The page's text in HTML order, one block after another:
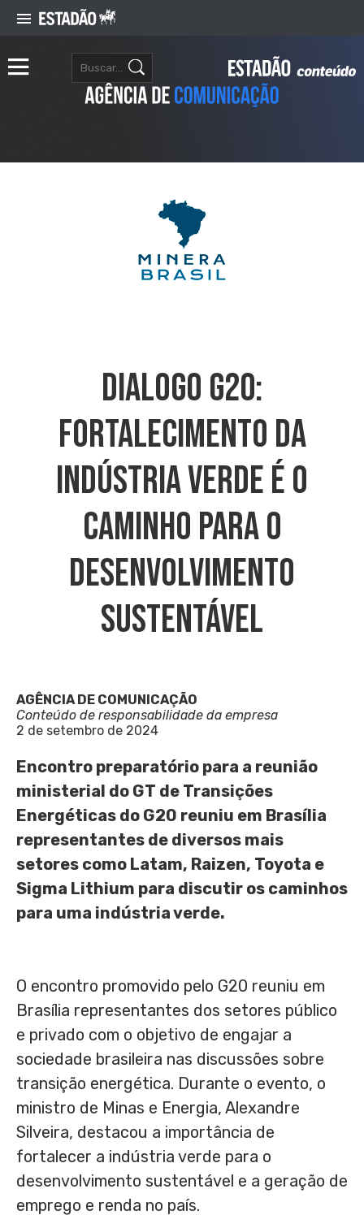
Dialogo G20:
Fortalecimento Da
Indústria Verde É O
Caminho Para O
Desenvolvimento
Sustentável
AGÊNCIA DE COMUNICAÇÃO
Conteúdo de responsabilidade da empresa
2 de setembro de 2024
Encontro preparatório para a reunião
ministerial do GT de Transições
Energéticas do G20 reuniu em Brasília
representantes de diversos mais
setores como Latam, Raizen, Toyota e
Sigma Lithium para discutir os caminhos
para uma indústria verde.
O encontro promovido pelo G20 reuniu em
Brasília representantes dos setores público
e privado com o objetivo de engajar a
sociedade brasileira nas discussões sobre
transição energética. Durante o evento, o
ministro de Minas e Energia, Alexandre
Silveira, destacou a importância de
fortalecer a indústria verde para o
desenvolvimento sustentável e a geração de
emprego e renda no país.